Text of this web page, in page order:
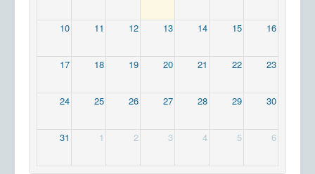
10 11 12 13 14 15 16
17 18 19 20 21 22 23
24 25 26 27 28 29 30
31 1 2 3 4 5 6